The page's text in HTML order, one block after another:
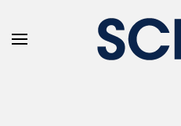
Skip to main content